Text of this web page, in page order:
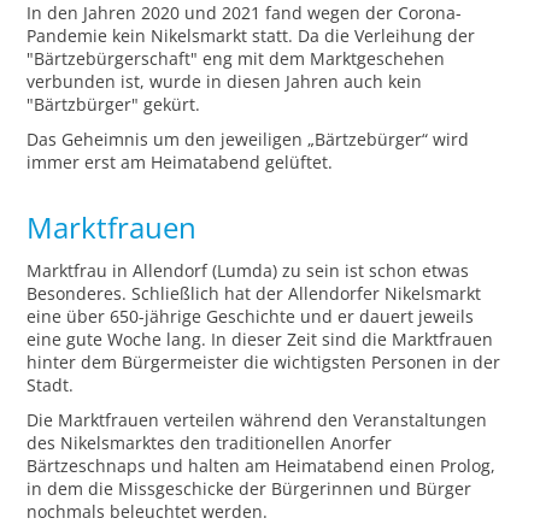
In den Jahren 2020 und 2021 fand wegen der Corona-
Pandemie kein Nikelsmarkt statt. Da die Verleihung der
"Bärtzebürgerschaft" eng mit dem Marktgeschehen
verbunden ist, wurde in diesen Jahren auch kein
"Bärtzbürger" gekürt.
Das Geheimnis um den jeweiligen „Bärtzebürger“ wird
immer erst am Heimatabend gelüftet.
Marktfrauen
Marktfrau in Allendorf (Lumda) zu sein ist schon etwas
Besonderes. Schließlich hat der Allendorfer Nikelsmarkt
eine über 650-jährige Geschichte und er dauert jeweils
eine gute Woche lang. In dieser Zeit sind die Marktfrauen
hinter dem Bürgermeister die wichtigsten Personen in der
Stadt.
Die Marktfrauen verteilen während den Veranstaltungen
des Nikelsmarktes den traditionellen Anorfer
Bärtzeschnaps und halten am Heimatabend einen Prolog,
in dem die Missgeschicke der Bürgerinnen und Bürger
nochmals beleuchtet werden.